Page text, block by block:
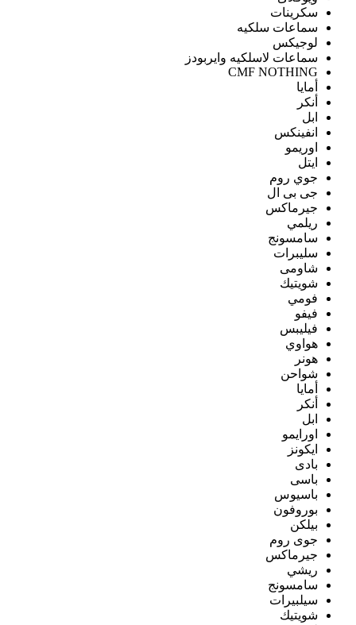
سكرينات
سماعات سلكيه
لوجيكس
سماعات لاسلكيه وايربودز
CMF NOTHING
أمايا
أنكر
ابل
انفينكس
اوريمو
ايتل
جوي روم
جى بى ال
جيرماكس
ريلمي
سامسونج
سليبرات
شاومى
شويتيك
فومي
فيفو
فيليبس
هواوي
هونر
شواحن
أمايا
أنكر
ابل
اورايمو
ايكونز
بادى
باسى
باسيوس
بوروفون
بيلكن
جوى روم
جيرماكس
ريشي
سامسونج
سيلبيرات
شويتيك